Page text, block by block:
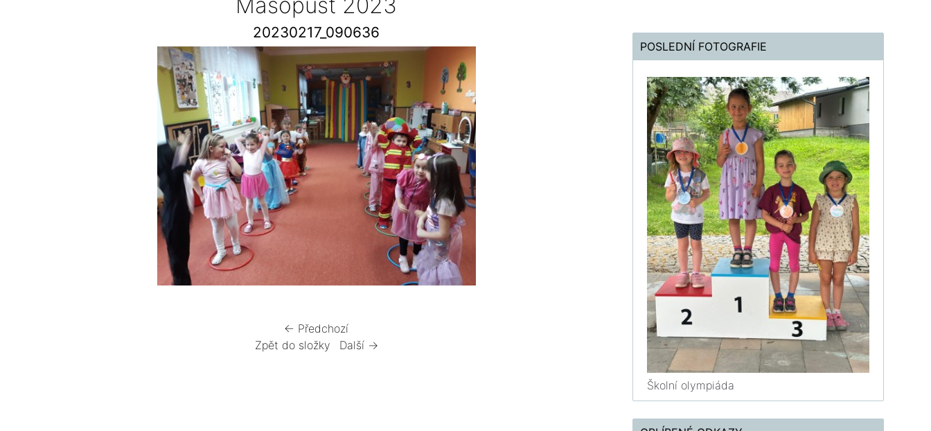
20230217_090636
← Předchozí
Zpět do složky
Další →
POSLEDNÍ FOTOGRAFIE
Školní olympiáda